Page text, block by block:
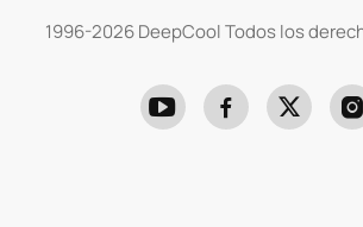
1996-2026 DeepCool Todos los